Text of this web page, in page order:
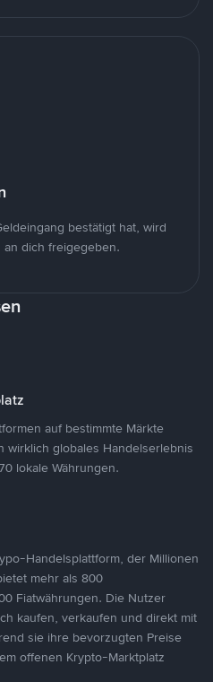
bestätigt hat, wird
dich freigegeben.
auf bestimmte Märkte
wirklich globales Handelserlebnis
lokale Währungen.
Handelsplattform, der Millionen
mehr als 800
Fiatwährungen. Die Nutzer
kaufen, verkaufen und direkt mit
sie ihre bevorzugten Preise
offenen Krypto-Marktplatz